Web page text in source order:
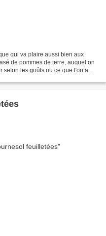
qui va plaire aussi bien aux
de pommes de terre, auquel on
selon les goûts ou ce que l'on a